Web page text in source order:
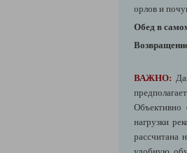
орлов и
Обед в
ВАЖНО:
предполагает
Объективно
нагрузки
рассчитана